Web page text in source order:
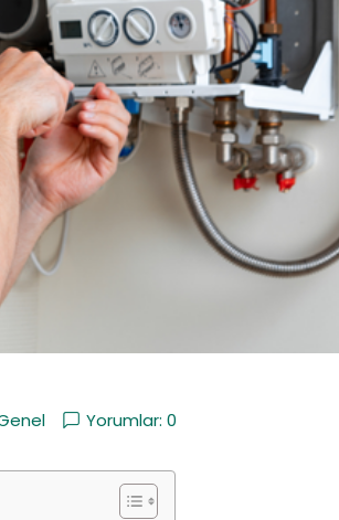
Yorumlar: 0